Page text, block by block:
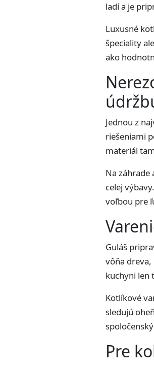
ladí a je
Luxusné
špeciality
ako
Jednou z
riešeniami
materiál
Na záhrade
celej
voľbou pre
Guláš
vôňa
kuchyni len
Kotlíkové
sledujú
Pre